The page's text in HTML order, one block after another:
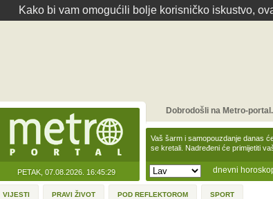
Kako bi vam omogućili bolje korisničko iskustvo,
PETAK, 07.08.2026. 16:45:29 dnevni
Vaš šarm i samopouzdanje danas
se kretali. Nadređeni će primijetiti
Dobrodošli na Metro-
VIJESTI PRAVI ŽIVOT POD REFLEKTOROM SPORT